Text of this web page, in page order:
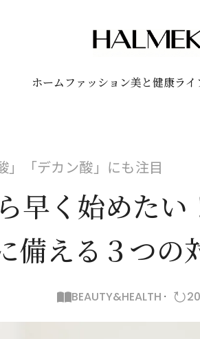
ホーム ファッション美と健康ライ
」「デカン酸」にも注目
早く始めたい
備える３つの
BEAUTY&HEALTH